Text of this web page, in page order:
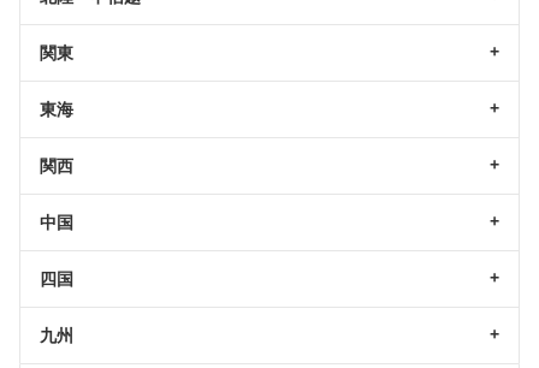
関東
東海
関西
中国
四国
九州